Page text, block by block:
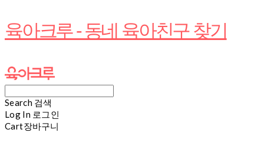
육아크루 - 동네 육아친구 찾기
Search 검색
Log In 로그인
Cart장바구니